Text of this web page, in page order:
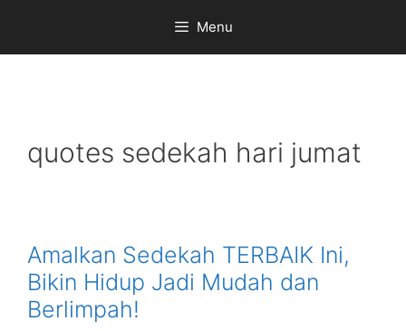
content
Menu
quotes sedekah hari jumat
Amalkan Sedekah TERBAIK Ini,
Bikin Hidup Jadi Mudah dan
Berlimpah!